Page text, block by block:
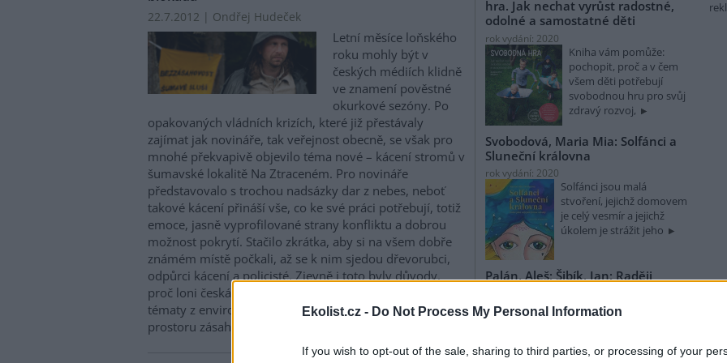
Ekolist.cz - Do Not Process My Personal Information
If you wish to opt-out of the sale, sharing to third parties, or processing of your
22.7.2012 | Ondřej Hudeček
Letní měsíce loňského
roku mohly být v
českých médiích klidně
ve znamení pověstné
okurkové sezóny. Po
opakovaných vládních krizích, které již přestávaly
zajímat jak novináře, tak veřejnost obecně, se však pro
mnohé překvapivě objevilo téma nové – kácení stromů v
šumavské lokalitě Na Ztraceném. Pro novináře
představovalo s trochou nadsázky dar z nebes, neboť
takové kácení přináší vše, co ke své práci potřebují, totiž
emoce, jasně vyprofilované strany konfliktu a dobrou
možnost pokrytí. Stačilo zkrátka, aby si na všem dobře
známém místě počkali, až se k nim sjedou dřevorubci,
odpůrci kácení a policisté. Zjevně i toto byly důvody,
proč loni česká média věnovala ve srovnání s jinými
tématy z environmentální oblasti nebývalé množství
prostoru zásahům proti kůrovci.
hra. Jak nechat vyrůst radostné,
odolné a samostatné děti
rok vydání: 2020
Kniha vám pomůže:
pochopit, proč a v čem
všem děti potřebují
svobodnou hru pro svůj
zdravý rozvoj,
Svobodová, Maria Mia: Solfánci a
Sluneční královna
rok vydání: 2020
Solfánci jsou malá
stvoření, jejichž domovem
je celý vesmír a jejichž
úkolem je strážit jeho
Palán, Aleš; Šibík, Jan: Raději
šumavskými samotáři
rok vydání: 2018
Někteří si postavili v lese